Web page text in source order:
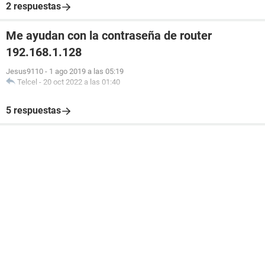
2 respuestas
Me ayudan con la contraseña de router
192.168.1.128
Jesus9110 - 1 ago 2019 a las 05:19
Telcel - 20 oct 2022 a las 01:40
5 respuestas